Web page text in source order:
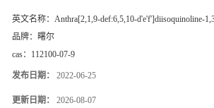
英文名称： Anthra[2,1,9-def:6,5,10-d'e'f']diisoquinoline-
品牌： 曙尔
cas： 112100-07-9
发布日期： 2022-06-25
更新日期： 2026-08-07